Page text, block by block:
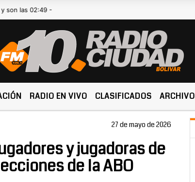
-
RADIO EN VIVO CLASIFICADOS ARCHIVO
27 de mayo de 2026
y jugadoras de
de la ABO